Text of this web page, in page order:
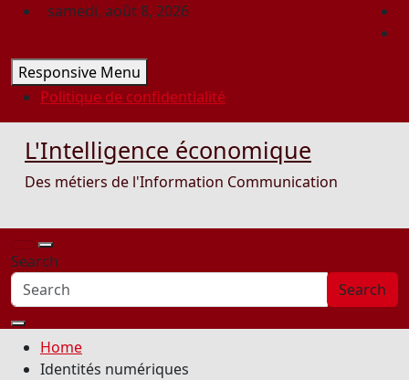
Skip
content
samedi, août 8, 2026
Responsive Menu
Politique de confidentialité
L'Intelligence économique
Des métiers de l'Information Communication
Search
Search
Home
Identités numériques